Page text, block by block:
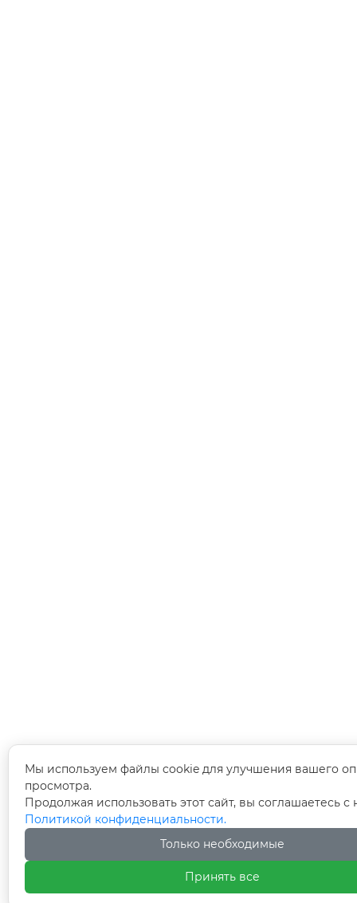
Мы используем файлы cookie для улучшения вашего
просмотра.
Продолжая использовать этот сайт, вы соглашаетесь
Политикой конфиденциальности.
Только необходимые
Принять все